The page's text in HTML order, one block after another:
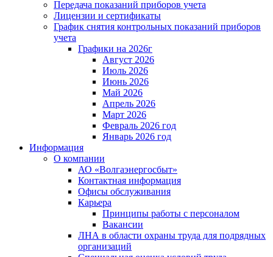
Передача показаний приборов учета
Лицензии и сертификаты
График снятия контрольных показаний приборов
учета
Графики на 2026г
Август 2026
Июль 2026
Июнь 2026
Май 2026
Апрель 2026
Март 2026
Февраль 2026 год
Январь 2026 год
Информация
О компании
АО «Волгаэнергосбыт»
Контактная информация
Офисы обслуживания
Карьера
Принципы работы с персоналом
Вакансии
ЛНА в области охраны труда для подрядных
организаций